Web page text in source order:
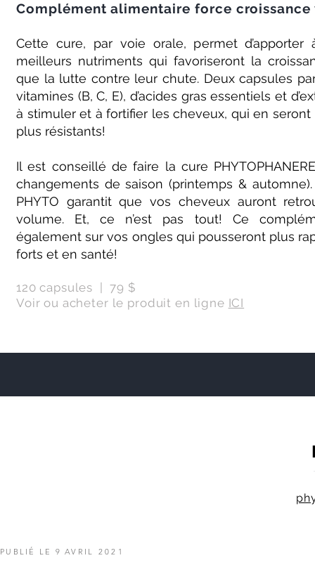
Complément alimentaire force croissance
Cette cure, par voie orale, permet
meilleurs nutriments qui favoriseront la
que la lutte contre leur chute. Deux capsules
vitamines (B, C, E), d’acides gras essentiels et
à stimuler et à fortifier les cheveux, qui en
plus résistants!
Il est conseillé de faire la cure
changements de saison (printemps &
PHYTO garantit que vos cheveux auront
volume. Et, ce n’est pas tout! Ce
également sur vos ongles qui pousseront plus
forts et en santé!
120 capsules | 79 $
Voir ou acheter le produit en ligne ICI
PUBLIÉ LE 9 AVRIL 2021